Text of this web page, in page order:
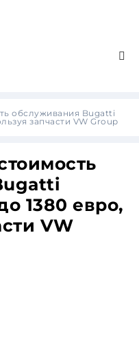
обслуживания Bugatti
запчасти VW Group
1380 евро,
VW